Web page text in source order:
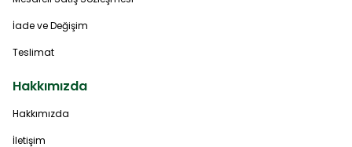
İade ve Değişim
Teslimat
Hakkımızda
Hakkımızda
İletişim